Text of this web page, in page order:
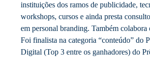
instituições dos ramos de publicidade,
workshops, cursos e ainda presta
em personal branding. Também
Foi finalista na categoria “conteúdo” do
Digital (Top 3 entre os ganhadores) do